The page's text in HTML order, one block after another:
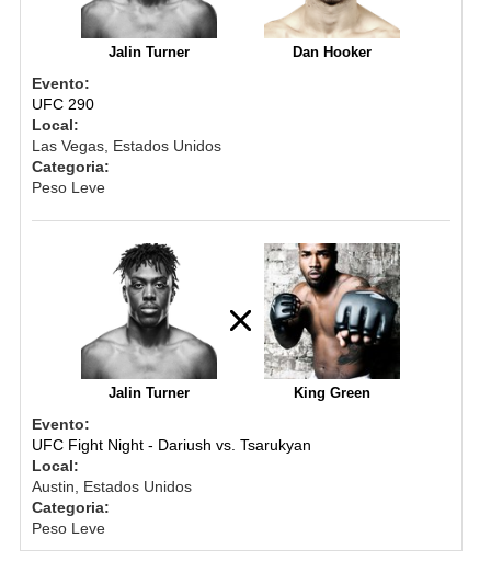
Jalin Turner Dan Hooker
Evento:
UFC 290
Local:
Las Vegas, Estados Unidos
Categoria:
Peso Leve
Jalin Turner King Green
Evento:
UFC Fight Night - Dariush vs. Tsarukyan
Local:
Austin, Estados Unidos
Categoria:
Peso Leve